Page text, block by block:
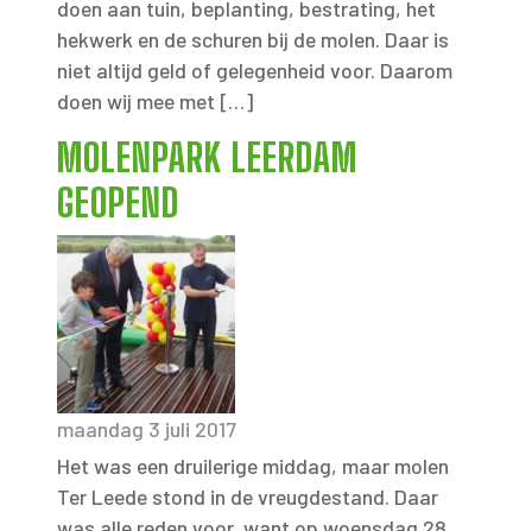
doen aan tuin, beplanting, bestrating, het
hekwerk en de schuren bij de molen. Daar is
niet altijd geld of gelegenheid voor. Daarom
doen wij mee met […]
MOLENPARK LEERDAM
GEOPEND
maandag 3 juli 2017
Het was een druilerige middag, maar molen
Ter Leede stond in de vreugdestand. Daar